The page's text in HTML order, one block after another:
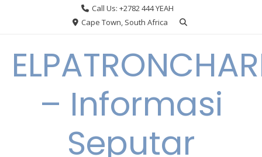
Call Us: +2782 444 YEAH
Cape Town, South Africa
– Informasi
Seputar